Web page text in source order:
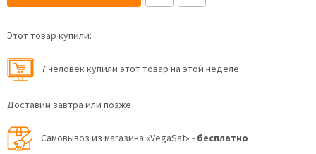
Этот товар купили:
7 человек купили этот товар на этой неделе
Доставим завтра или позже
Самовывоз из магазина «VegaSat» - бесплатно